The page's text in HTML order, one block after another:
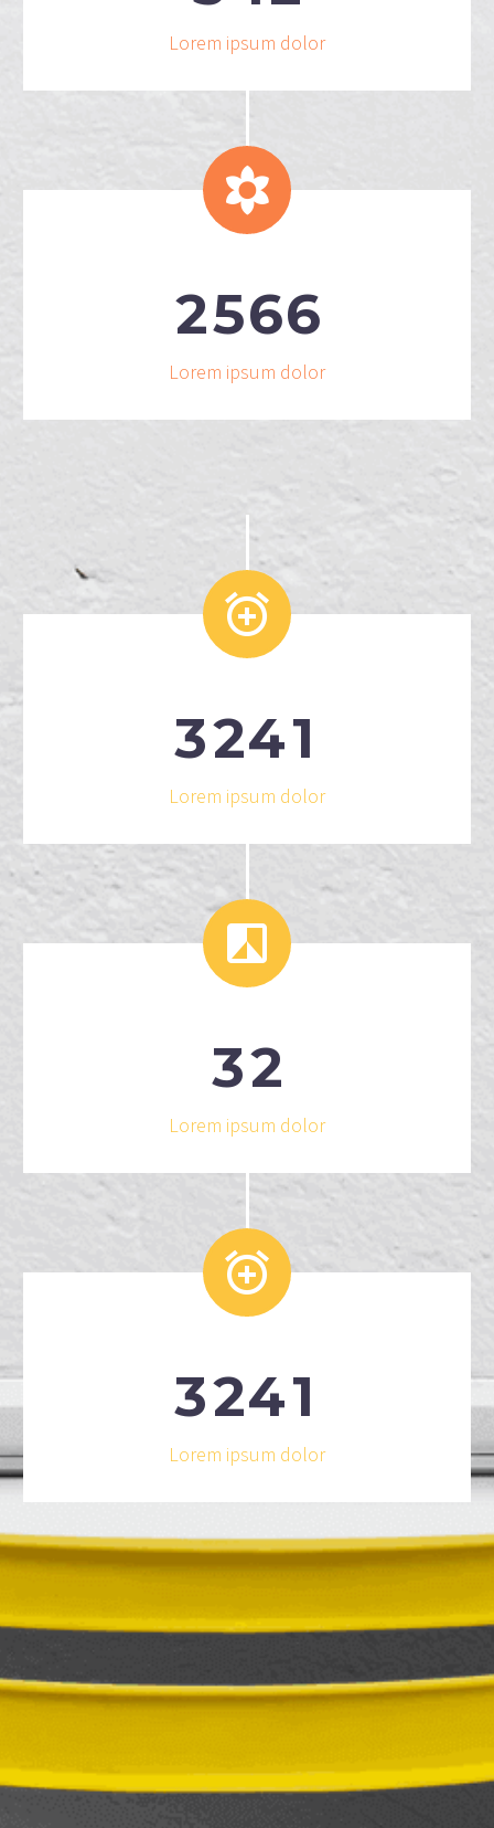
Lorem ipsum dolor


2566
Lorem ipsum dolor


3241
Lorem ipsum dolor


32
Lorem ipsum dolor


3241
Lorem ipsum dolor